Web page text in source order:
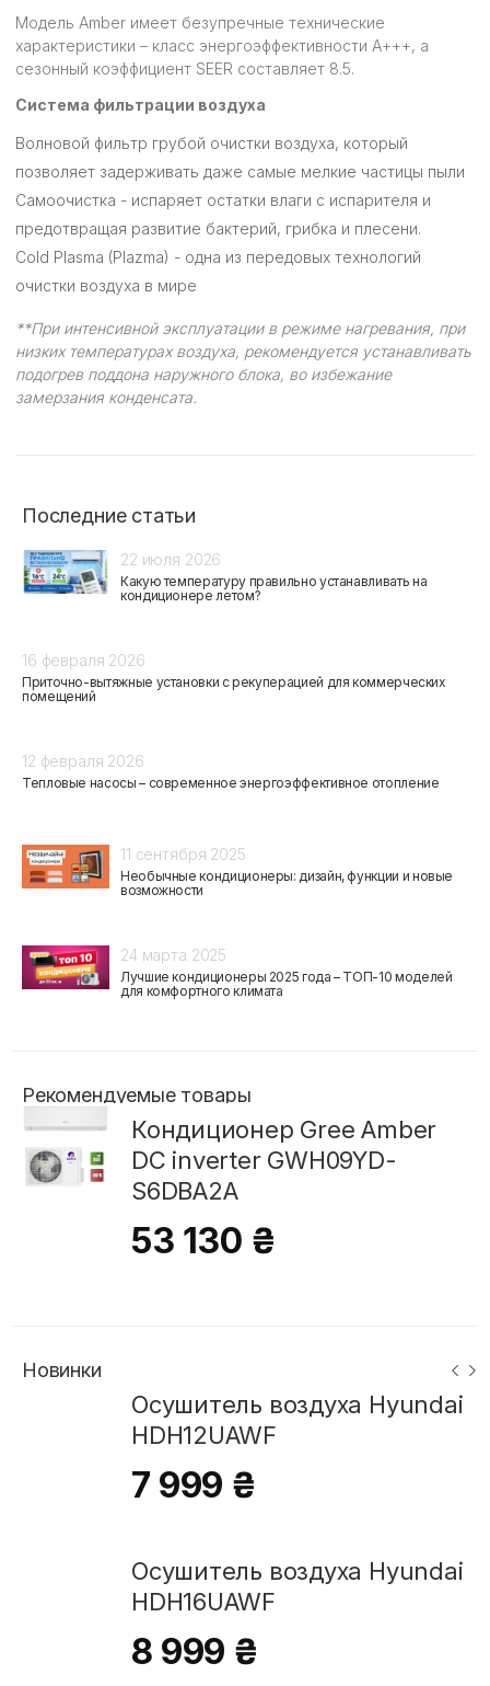
Последние статьи
22 июля 2026
Какую температуру правильно устанавливать на
кондиционере летом?
16 февраля 2026
Приточно-вытяжные установки с рекуперацией для коммерческих
помещений
12 февраля 2026
Тепловые насосы – современное энергоэффективное отопление
11 сентября 2025
Необычные кондиционеры: дизайн, функции и новые
возможности
24 марта 2025
Лучшие кондиционеры 2025 года – ТОП-10 моделей
для комфортного климата
Рекомендуемые товары
Кондиционер Gree Amber
DC inverter GWH09YD-
S6DBA2A
53 130 ₴
Новинки
Осушитель воздуха Hyundai
HDH12UAWF
7 999 ₴
Осушитель воздуха Hyundai
HDH16UAWF
8 999 ₴
Модель Amber имеет безупречные технические
характеристики – класс энергоэффективности А+++, а
сезонный коэффициент SEER составляет 8.5.
Система фильтрации воздуха
Волновой фильтр грубой очистки воздуха, который
позволяет задерживать даже самые мелкие частицы пыли
Самоочистка - испаряет остатки влаги с испарителя и
предотвращая развитие бактерий, грибка и плесени.
Cold Plasma (Plazma) - одна из передовых технологий
очистки воздуха в мире
**При интенсивной эксплуатации в режиме нагревания, при
низких температурах воздуха, рекомендуется устанавливать
подогрев поддона наружного блока, во избежание
замерзания конденсата.